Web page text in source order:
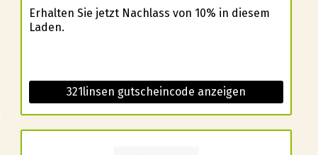
Erhalten Sie jetzt Nachlass von 10% in diesem
Laden.
321linsen gutscheincode anzeigen